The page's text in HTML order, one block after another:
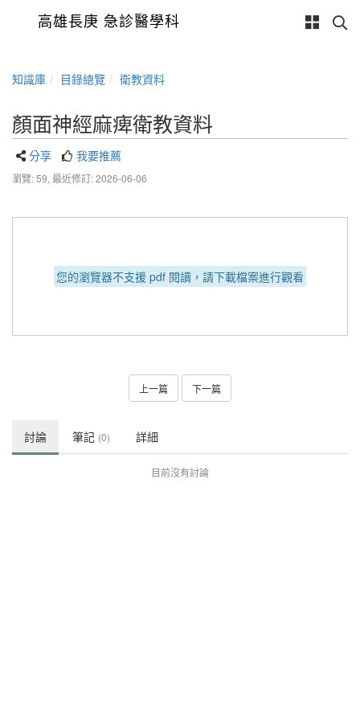
高雄長庚 急診醫學科
知識庫 目錄總覽 衛教資料
顏面神經麻痺衛教資料
分享 我要推薦
瀏覽: 59, 最近修訂: 2026-06-06
您的瀏覽器不支援 pdf 閱讀，請下載檔案進行觀看
上一篇 下一篇
討論 筆記 (0) 詳細
目前沒有討論